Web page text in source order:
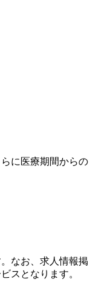
に医療期間からの
なお、求人情報掲
スとなります。